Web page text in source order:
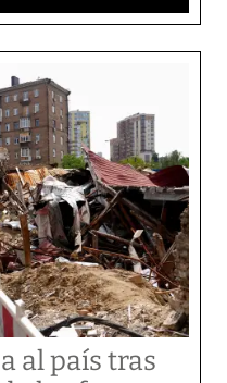
al país tras